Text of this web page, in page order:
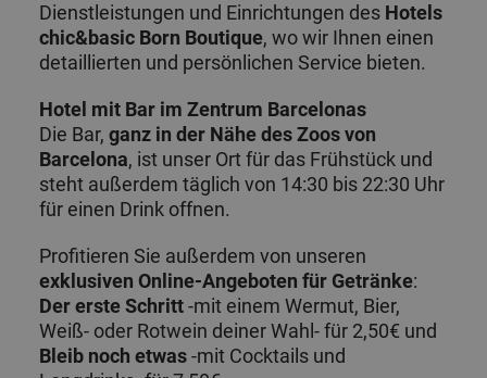
Dienstleistungen und Einrichtungen des Hotels
chic&basic Born Boutique, wo wir Ihnen einen
detaillierten und persönlichen Service bieten.
Hotel mit Bar im Zentrum Barcelonas
Die Bar, ganz in der Nähe des Zoos von
Barcelona, ist unser Ort für das Frühstück und
steht außerdem täglich von 14:30 bis 22:30 Uhr
für einen Drink offnen.
Profitieren Sie außerdem von unseren
exklusiven Online-Angeboten für Getränke:
Der erste Schritt-mit einem Wermut, Bier,
Weiß- oder Rotwein deiner Wahl- für 2,50€ und
Bleib noch etwas-mit Cocktails und